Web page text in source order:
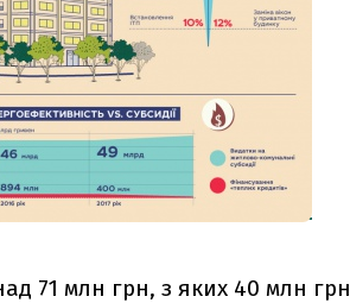
71 млн грн, з яких 40 млн грн